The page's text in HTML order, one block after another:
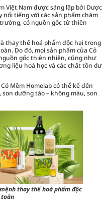
Việt Nam được sáng lập bởi Dược
nổi tiếng với các sản phẩm chăm
có nguồn gốc từ thiên
thay thế hoá phẩm độc hại trong
Do đó, mọi sản phẩm của Cỏ
gốc thiên nhiên, cũng như
liệu hoá học và các chất tồn dư
Mềm Homelab có thể kể đến
dưỡng táo – không màu, son
thay thế hoá phẩm độc
toàn